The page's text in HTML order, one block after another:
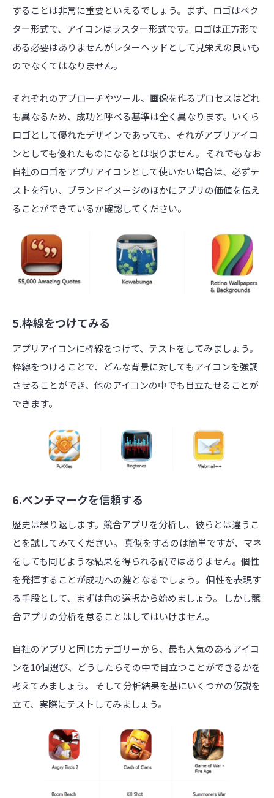
することは非常に重要といえるでしょう。まず、ロゴはベク
ター形式で、アイコンはラスター形式です。ロゴは正方形で
ある必要はありませんがレターヘッドとして見栄えの良いも
のでなくてはなりません。
それぞれのアプローチやツール、画像を作るプロセスはどれ
も異なるため、成功と呼べる基準は全く異なります。いくら
ロゴとして優れたデザインであっても、それがアプリアイコ
ンとしても優れたものになるとは限りません。 それでもなお
自社のロゴをアプリアイコンとして使いたい場合は、必ずテ
ストを行い、ブランドイメージのほかにアプリの価値を伝え
ることができているか確認してください。
5.枠線をつけてみる
アプリアイコンに枠線をつけて、テストをしてみましょう。
枠線をつけることで、どんな背景に対してもアイコンを強調
させることができ、他のアイコンの中でも目立たせることが
できます。
6.ベンチマークを信頼する
歴史は繰り返します。競合アプリを分析し、彼らとは違うこ
とを試してみてください。 真似をするのは簡単ですが、マネ
をしても同じような結果を得られる訳ではありません。個性
を発揮することが成功への鍵となるでしょう。 個性を表現す
る手段として、まずは色の選択から始めましょう。 しかし競
合アプリの分析を怠ることはしてはいけません。
自社のアプリと同じカテゴリーから、最も人気のあるアイコ
ンを10個選び、どうしたらその中で目立つことができるかを
考えてみましょう。 そして分析結果を基にいくつかの仮説を
立て、実際にテストしてみましょう。